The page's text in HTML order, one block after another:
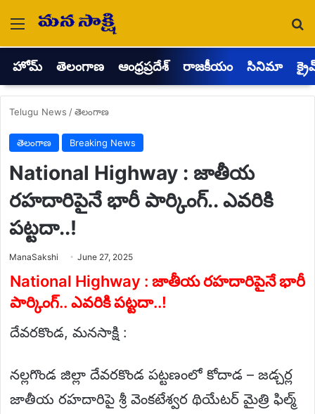
Menu
హోమ్ తెలంగాణ ఆంధ్రప్రదేశ్ రాజకీయం సినిమా
Telugu News /తెలంగాణ
తెలంగాణ Breaking News
National Highway : జాతీయ
రహదారిపైనే భారీ పార్కింగ్‌.. ఎవరికి
పట్టదా..!
ManaSakshi Send
email
June 27, 2025
National Highway : జాతీయ రహదారిపైనే భారీ
పార్కింగ్‌.. ఎవరికి పట్టదా..!
దేవరకొండ, మనసాక్షి :
నల్లగొండ జిల్లా దేవరకొండ పట్టణంలో కోదాడ – జడ్చర్ల
జాతీయ రహదారిపై శ్రీ వెంకటేశ్వర థియేటర్ మైత్రి ఫిల్మ్